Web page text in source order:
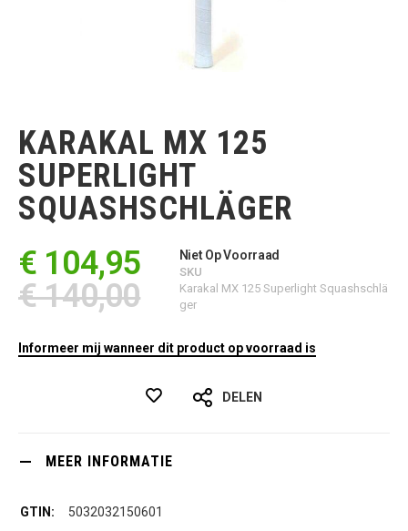
begin
van
de
afbeeldingen-
gallerij
KARAKAL MX 125
SUPERLIGHT
SQUASHSCHLÄGER
€ 104,95
€ 140,00
Niet Op Voorraad
SKU
Karakal MX 125 Superlight Squashschlä
ger
Informeer mij wanneer dit product op voorraad is
DELEN
MEER INFORMATIE
5032032150601